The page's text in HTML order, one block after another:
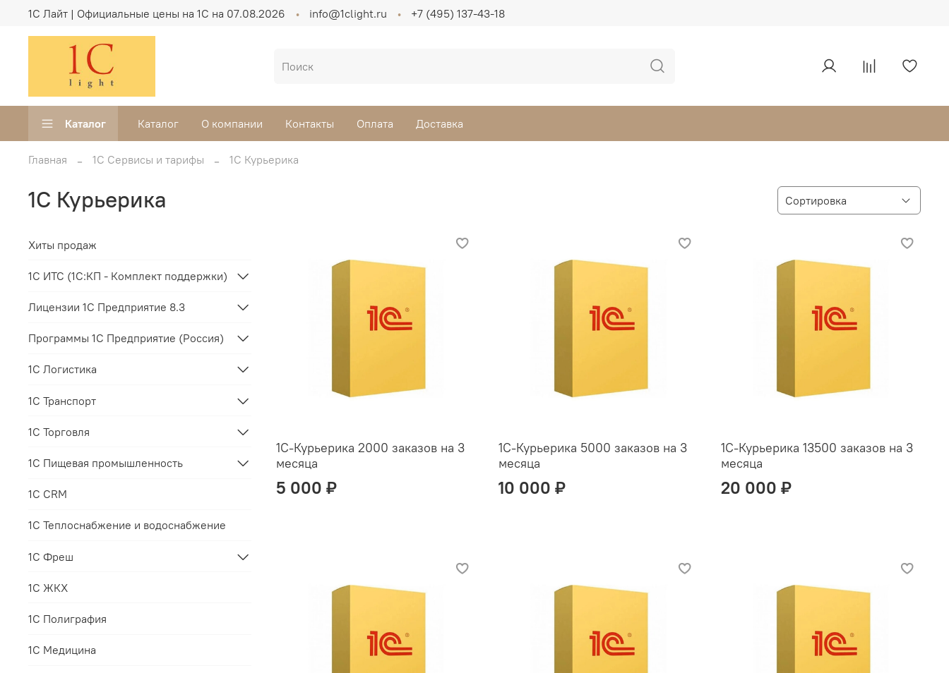
1C Лайт | Официальные цены на 1С на 07.08.2026 info@1clight.ru +7 (495) 137-43-18
Каталог Каталог О компании Контакты Оплата Доставка
Главная 1С Сервисы и тарифы 1С Курьерика
1С Курьерика
1С-Курьерика 2000 заказов на 3
месяца
5 000 ₽
1С-Курьерика 5000 заказов на 3
месяца
10 000 ₽
1С-Курьерика 13500 заказов на 3
месяца
20 000 ₽
Хиты продаж
1C ИТС (1С:КП - Комплект поддержки)
Лицензии 1С Предприятие 8.3
Программы 1С Предприятие (Россия)
1С Логистика
1С Транспорт
1С Торговля
1С Пищевая промышленность
1С CRM
1С Теплоснабжение и водоснабжение
1С Фреш
1С ЖКХ
1С Полиграфия
1С Медицина